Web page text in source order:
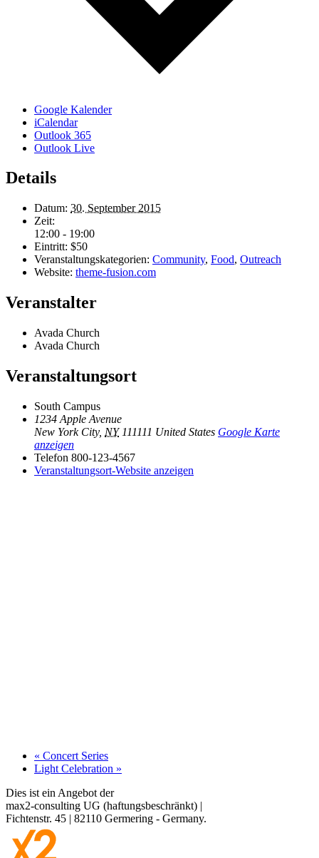
Google Kalender
iCalendar
Outlook 365
Outlook Live
Details
Datum: 30. September 2015
Zeit:
12:00 - 19:00
Eintritt: $50
Veranstaltungskategorien: Community, Food, Outreach
Website: theme-fusion.com
Veranstalter
Avada Church
Avada Church
Veranstaltungsort
South Campus
1234 Apple Avenue
New York City, NY 111111 United States Google Karte
anzeigen
Telefon 800-123-4567
Veranstaltungsort-Website anzeigen
« Concert Series
Light Celebration »
Dies ist ein Angebot der
max2-consulting UG (haftungsbeschränkt) |
Fichtenstr. 45 | 82110 Germering - Germany.